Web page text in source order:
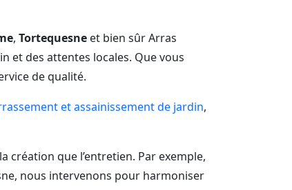
, Tortequesne et bien sûr Arras
et des attentes locales. Que vous
de qualité.
et assainissement de jardin,
création que l’entretien. Par exemple,
nous intervenons pour harmoniser